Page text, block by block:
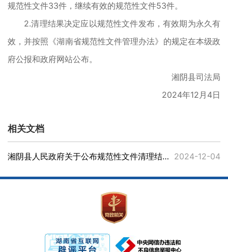
规范性文件33件，继续有效的规范性文件53件。
2.清理结果决定应以规范性文件发布，有效期为永久有
效，并按照《湖南省规范性文件管理办法》的规定在本级政
府公报和政府网站公布。
湘阴县司法局
2024年12月4日
相关文档
湘阴县人民政府关于公布规范性文件清理结果的决定 2024-12-04